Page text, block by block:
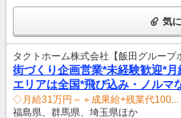
気
タクトホーム株式会社【飯田グループ
街づくり企画営業*未経験歓迎*
エリアは全国*飛び込み・ノルマ
◇月給31万円～＋成果給+残業代100...
福島県、群馬県、埼玉県ほか